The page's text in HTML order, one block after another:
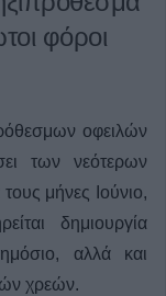
φόροι
οφειλών
των νεότερων
μήνες Ιούνιο,
δημιουργία
αλλά και
χρεών.